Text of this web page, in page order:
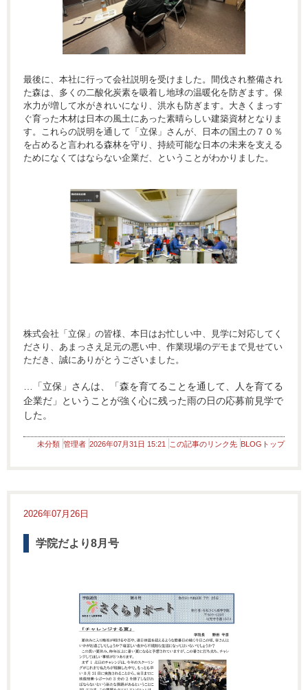
最後に、本社に行って会社説明を受けました。間伐され整備され
た森は、多くの二酸化炭素を吸着し地球の温暖化を防ぎます。保
水力が増して水がきれいになり、洪水も防ぎます。大きくまっす
ぐ育った木材は日本の風土にあった素晴らしい建築資材となりま
す。これらの説明を通して「立保」さんが、日本の国土の７０％
を占めると言われる森林を守り、持続可能な日本の未来を支える
ためになくてはならない企業だ、ということがわかりました。
株式会社「立保」の皆様、本日はお忙しい中、見学に対応してく
ださり、あまっさえ足元の悪い中、作業現場のデモまで見せてい
ただき、誠にありがとうございました。
…「立保」さんは、「森を育てることを通して、人を育てる
企業だ」ということが強く心に残った雨の日の応募前見学で
した。
未分類 管理者 2026年07月31日 15:21 この記事のリンク先 BLOGトップ
2026年07月26日
学院だより8月号